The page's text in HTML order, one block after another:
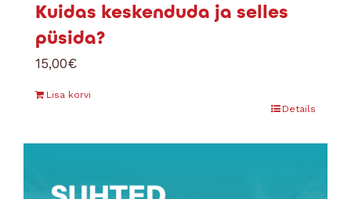
Kuidas keskenduda ja selles
püsida?
15,00€
Lisa korvi
Details